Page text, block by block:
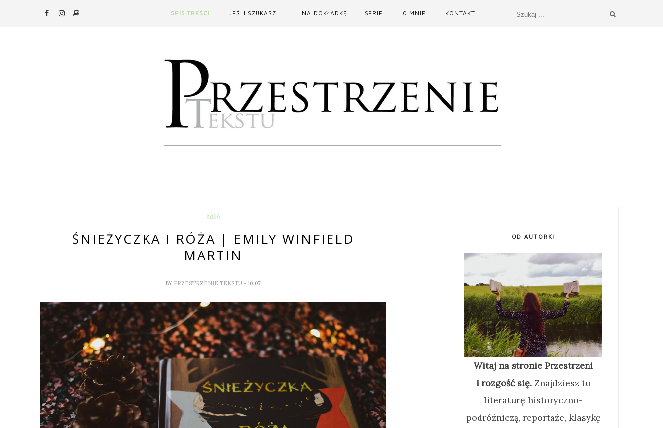
SPIS TREŚCI JEŚLI SZUKASZ... NA DOKŁADKĘ SERIE O MNIE KONTAKT
baśń
ŚNIEŻYCZKA I RÓŻA | EMILY WINFIELD
MARTIN
BY PRZESTRZENIE TEKSTU - 10:07
OD AUTORKI
Witaj na stronie Przestrzeni
i rozgość się. Znajdziesz tu
literaturę historyczno-
podróżniczą, reportaże, klasykę